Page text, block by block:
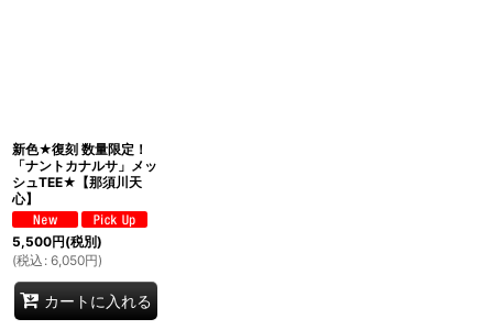
新色★復刻 数量限定！
「ナントカナルサ」メッ
シュTEE★【那須川天
心】
5,500円(税別)
(税込 : 6,050円)
カートに入れる